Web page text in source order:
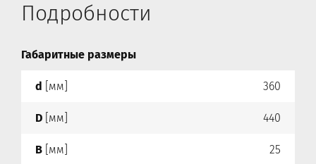
Подробности
Габаритные размеры
d [мм] 360
D [мм] 440
B [мм] 25